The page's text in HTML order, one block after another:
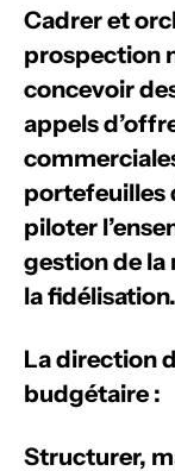
Cadrer et
prospection
concevoir
appels
portefeuilles
piloter
gestion de la
la fidélisation.
La direction
budgétaire :
Structurer,